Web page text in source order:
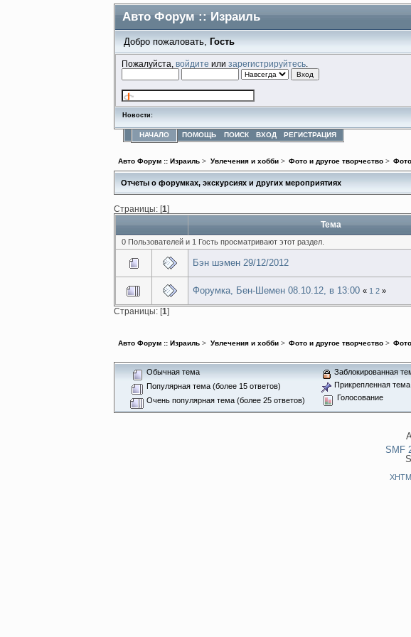
Авто Форум :: Израиль
Добро пожаловать, Гость
Пожалуйста,войдите илизарегистрируйтесь
Новости:
НАЧАЛО ПОМОЩЬ ПОИСК ВХОД РЕГИСТРАЦИЯ
Авто Форум :: Израиль > Увлечения и хобби> Фото и другое творчество>
Отчеты о форумках, экскурсиях и других мероприятиях
Страницы: [1]
Тема
0 Пользователей и 1 Гость просматривают этот раздел.
Бэн шэмен 29/12/2012
Форумка, Бен-Шемен 08.10.12, в 13:00 « 1 2 »
Страницы: [1]
Авто Форум :: Израиль > Увлечения и хобби> Фото и другое творчество>
Обычная тема
Популярная тема (более 15 ответов)
Очень популярная тема (более 25 ответов)
Заблокированная
Прикрепленная тема
Голосование
SMF
XHTML